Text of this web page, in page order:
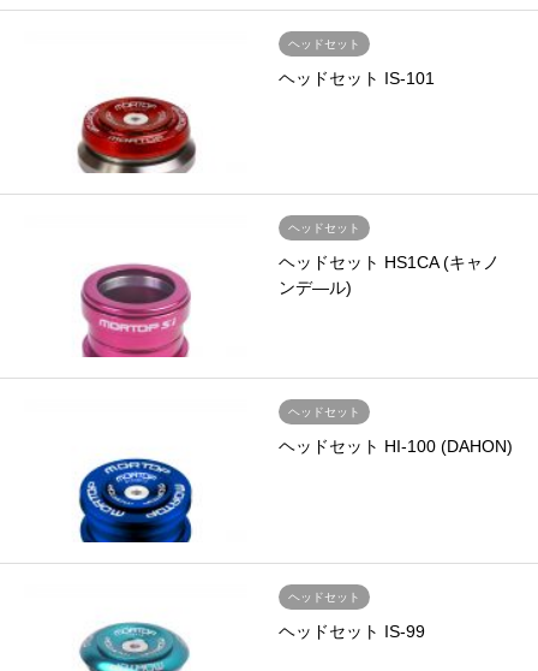
ヘッドセット
ヘッドセット IS-101
ヘッドセット
ヘッドセット HS1CA (キャノ
ンデ―ル)
ヘッドセット
ヘッドセット HI-100 (DAHON)
ヘッドセット
ヘッドセット IS-99